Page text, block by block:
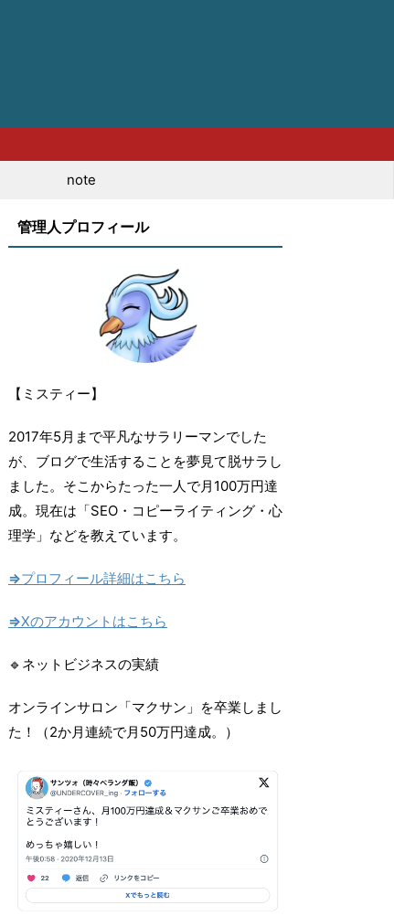
note
管理人プロフィール
【ミスティー】
2017年5月まで平凡なサラリーマンでした
が、ブログで生活することを夢見て脱サラし
ました。そこからたった一人で月 100万円達
成。現在は「SEO・コピーライティング・心
理学」などを教えています。
⇒プロフィール詳細はこちら
⇒Xのアカウントはこちら
🔹ネットビジネスの実績
オンラインサロン「マクサン」を卒業しまし
た！（2か月連続で月50万円達成。）